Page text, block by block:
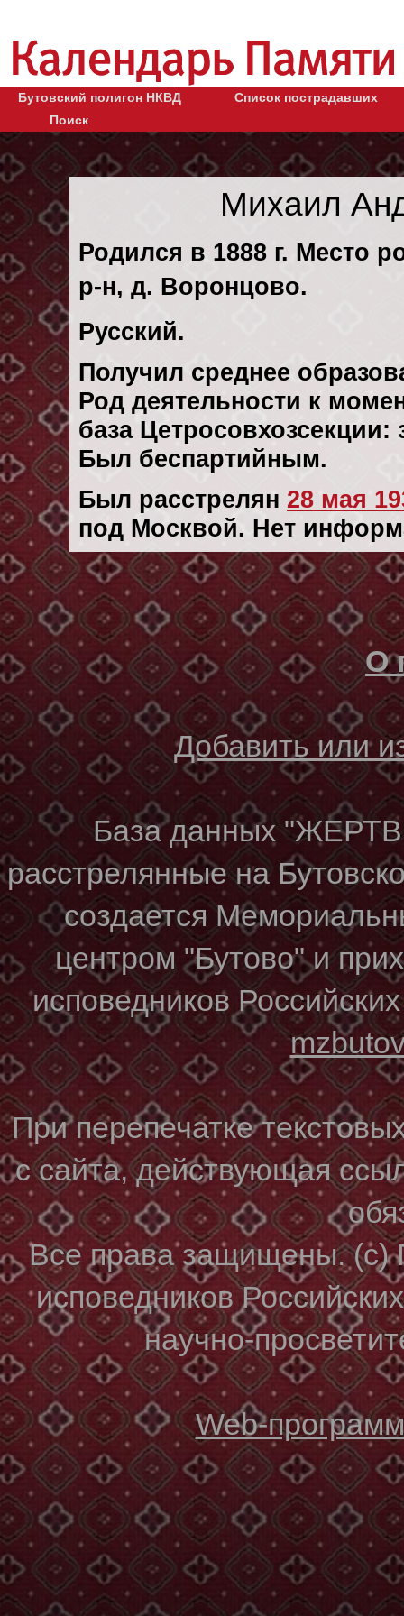
Бутовский полигон НКВД
Список пострадавших
Поиск
Михаил
Родился в 1888 г. Место
р-н, д. Воронцово.
Русский.
Получил среднее
Род деятельности к
база
Был беспартийным.
Был расстрелян 28 мая
под Москвой. Нет
О
Добавить или
База данных
расстрелянные на
создается
центром "Бутово" и
исповедников
При перепечатке
с сайта, действующая
Все права защищены. (с)
исповедников
научно-
Web-